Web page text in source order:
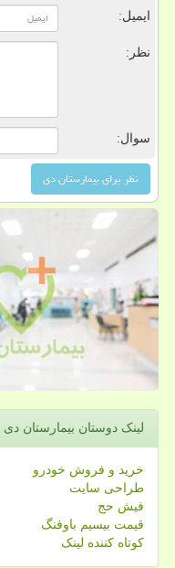
ایمیل:
نظر:
سوال:
لینک دوستان بیمارستان دی
خرید و فروش خودرو
طراحی سایت
فیش حج
قیمت بیسیم باوفنگ
کوتاه کننده لینک